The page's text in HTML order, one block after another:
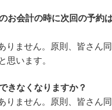
お会計の時に次回の予約
ません。原則、皆さん
思います。
きなくなりますか？
ません。原則、皆さん